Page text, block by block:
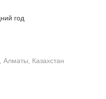
год
Казахстан